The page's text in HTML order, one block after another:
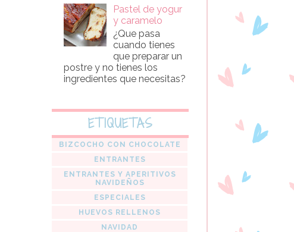
Pastel de yogur
y caramelo
¿Que pasa
cuando tienes
que preparar un
postre y no tienes los
ingredientes que necesitas?
ETIQUETAS
BIZCOCHO CON CHOCOLATE
ENTRANTES
ENTRANTES Y APERITIVOS
NAVIDEÑOS
ESPECIALES
HUEVOS RELLENOS
NAVIDAD